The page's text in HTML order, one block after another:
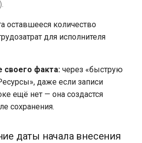
оставшееся количество
для исполнителя
своего факта: через «быструю
даже если записи
ещё нет — она создастся
сохранения.
даты начала внесения